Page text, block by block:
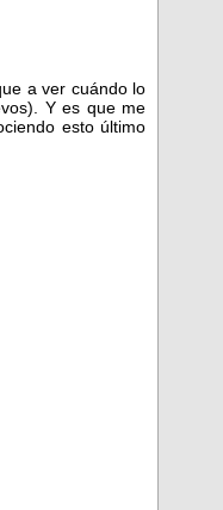
a ver cuándo lo
Y es que me
esto último